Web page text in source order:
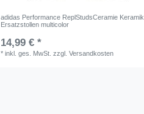
adidas Performance ReplStudsCeramie Keramik
Ersatzstollen multicolor
14,99 € *
*inkl. ges. MwSt. zzgl.Versandkosten